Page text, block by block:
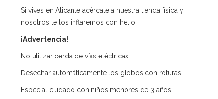
Si vives en Alicante acércate a nuestra tienda física y
nosotros te los inflaremos con helio.
¡Advertencia!
No utilizar cerda de vías eléctricas.
Desechar automáticamente los globos con roturas.
Especial cuidado con niños menores de 3 años.